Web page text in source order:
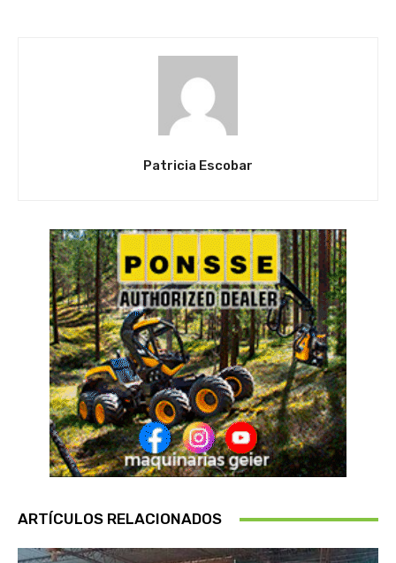
Patricia Escobar
ARTÍCULOS RELACIONADOS